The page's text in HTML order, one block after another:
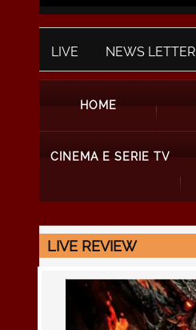
LIVE NEWS LETTER
HOME
CINEMA E SERIE TV
LIVE REVIEW